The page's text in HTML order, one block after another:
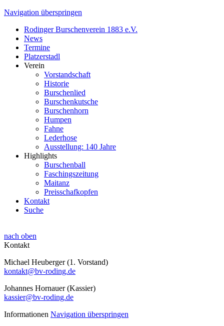
Navigation überspringen
Rodinger Burschenverein 1883 e.V.
News
Termine
Platzerstadl
Verein
Vorstandschaft
Historie
Burschenlied
Burschenkutsche
Burschenhorn
Humpen
Fahne
Lederhose
Ausstellung: 140 Jahre
Highlights
Burschenball
Faschingszeitung
Maitanz
Preisschafkopfen
Kontakt
Suche
nach oben
Kontakt
Michael Heuberger (1. Vorstand)
kontakt@bv-roding.de
Johannes Hornauer (Kassier)
kassier@bv-roding.de
Informationen Navigation überspringen